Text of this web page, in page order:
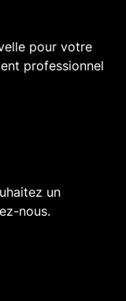
pour votre
professionnel
un
nous.